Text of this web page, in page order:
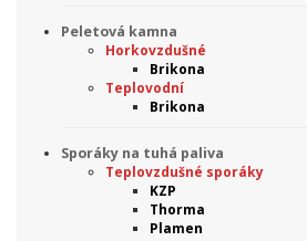
Peletová kamna
Horkovzdušné
Brikona
Teplovodní
Brikona
Sporáky na tuhá paliva
Teplovzdušné sporáky
KZP
Thorma
Plamen